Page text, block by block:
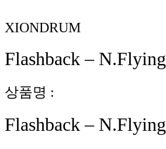
XIONDRUM
Flashback – N.Flying
상품명 :
Flashback – N.Flying